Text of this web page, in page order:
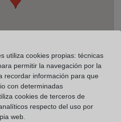
utiliza cookies propias: técnicas
permitir la navegación por la
recordar información para que
con determinadas
cookies de terceros de
respecto del uso por
web.